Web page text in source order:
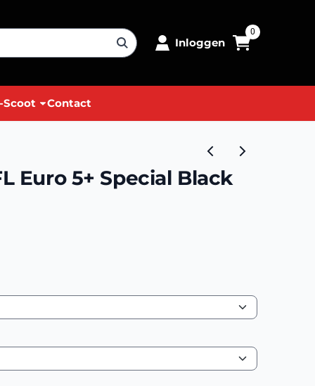
Inloggen
0
Scoot Contact
Euro 5+ Special Black